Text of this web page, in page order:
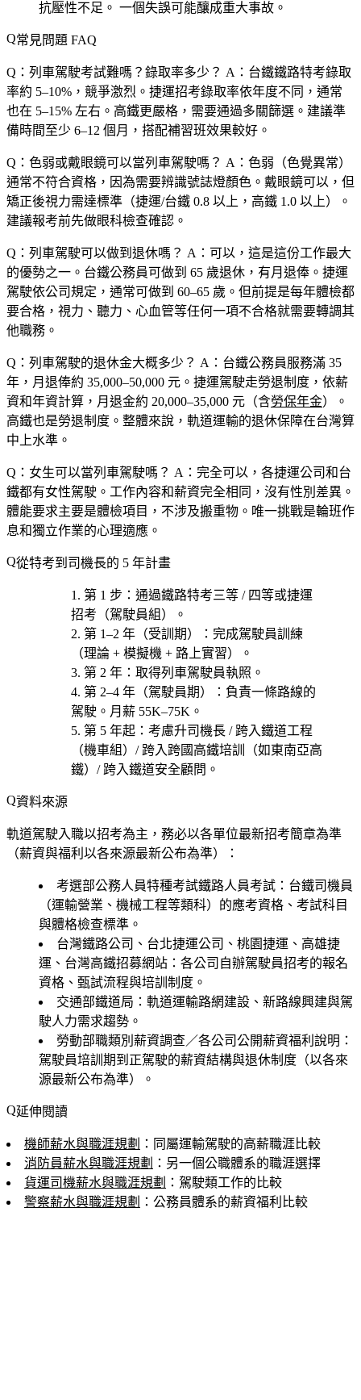
抗壓性不足。 一個失誤可能釀成重大事故。
常見問題 FAQ
Q：列車駕駛考試難嗎？錄取率多少？ A：台鐵鐵路特考錄取
率約 5–10%，競爭激烈。捷運招考錄取率依年度不同，通常
也在 5–15% 左右。高鐵更嚴格，需要通過多關篩選。建議準
備時間至少 6–12 個月，搭配補習班效果較好。
Q：色弱或戴眼鏡可以當列車駕駛嗎？ A：色弱（色覺異常）
通常不符合資格，因為需要辨識號誌燈顏色。戴眼鏡可以，但
矯正後視力需達標準（捷運/台鐵 0.8 以上，高鐵 1.0 以上）。
建議報考前先做眼科檢查確認。
Q：列車駕駛可以做到退休嗎？ A：可以，這是這份工作最大
的優勢之一。台鐵公務員可做到 65 歲退休，有月退俸。捷運
駕駛依公司規定，通常可做到 60–65 歲。但前提是每年體檢都
要合格，視力、聽力、心血管等任何一項不合格就需要轉調其
他職務。
Q：列車駕駛的退休金大概多少？ A：台鐵公務員服務滿 35
年，月退俸約 35,000–50,000 元。捷運駕駛走勞退制度，依薪
資和年資計算，月退金約 20,000–35,000 元（含勞保年金）。
高鐵也是勞退制度。整體來說，軌道運輸的退休保障在台灣算
中上水準。
Q：女生可以當列車駕駛嗎？ A：完全可以，各捷運公司和台
鐵都有女性駕駛。工作內容和薪資完全相同，沒有性別差異。
體能要求主要是體檢項目，不涉及搬重物。唯一挑戰是輪班作
息和獨立作業的心理適應。
從特考到司機長的 5 年計畫
第 1 步 ：通過鐵路特考三等 / 四等或捷運
招考（駕駛員組）
。
第 1–2 年（受訓期）
：完成駕駛員訓練
（理論 + 模擬機 + 路上實習）。
第 2 年 ：取得列車駕駛員執照 。
第 2–4 年（駕駛員期）
：負責一條路線的
駕駛。月薪 55K–75K。
第 5 年起 ：考慮升司機長 / 跨入鐵道工程
（機車組）/ 跨入跨國高鐵培訓（如東南亞高
鐵）/ 跨入鐵道安全顧問 。
資料來源
軌道駕駛入職以招考為主，務必以各單位最新招考簡章為準
（薪資與福利以各來源最新公布為準）：
考選部公務人員特種考試鐵路人員考試 ：台鐵司機員
（運輸營業、機械工程等類科）的應考資格、考試科目
與體格檢查標準。
台灣鐵路公司、台北捷運公司、桃園捷運、高雄捷
運、台灣高鐵招募網站 ：各公司自辦駕駛員招考的報名
資格、甄試流程與培訓制度。
交通部鐵道局 ：軌道運輸路網建設、新路線興建與駕
駛人力需求趨勢。
勞動部職類別薪資調查／各公司公開薪資福利說明 ：
駕駛員培訓期到正駕駛的薪資結構與退休制度（以各來
源最新公布為準）。
延伸閱讀
機師薪水與職涯規劃 ：同屬運輸駕駛的高薪職涯比較
消防員薪水與職涯規劃 ：另一個公職體系的職涯選擇
貨運司機薪水與職涯規劃 ：駕駛類工作的比較
警察薪水與職涯規劃 ：公務員體系的薪資福利比較